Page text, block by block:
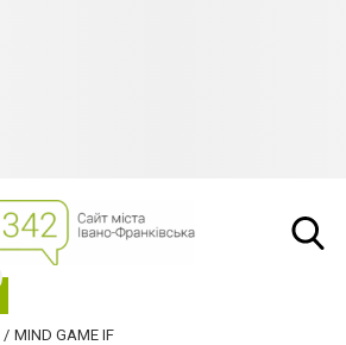
MIND GAME IF